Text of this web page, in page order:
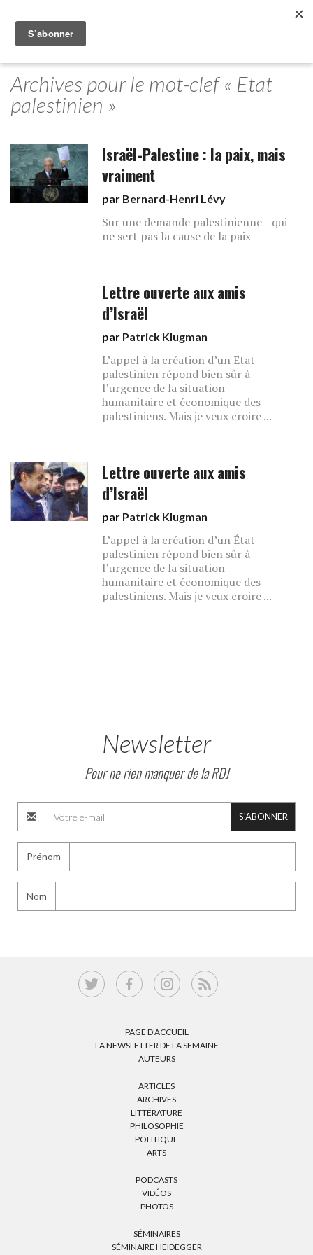
Archives pour le mot-clef « Etat
palestinien »
Israël-Palestine : la paix, mais
vraiment
par Bernard-Henri Lévy
Sur une demande palestinienne qui
ne sert pas la cause de la paix
Lettre ouverte aux amis
d’Israël
par Patrick Klugman
L’appel à la création d’un Etat
palestinien répond bien sûr à
l’urgence de la situation
humanitaire et économique des
palestiniens. Mais je veux croire ...
Lettre ouverte aux amis
d’Israël
par Patrick Klugman
L’appel à la création d’un État
palestinien répond bien sûr à
l’urgence de la situation
humanitaire et économique des
palestiniens. Mais je veux croire ...
Newsletter
Pour ne rien manquer de la RDJ
S'ABONNER
Prénom
Nom
PAGE D’ACCUEIL
LA NEWSLETTER DE LA SEMAINE
AUTEURS
ARTICLES
ARCHIVES
LITTÉRATURE
PHILOSOPHIE
POLITIQUE
ARTS
PODCASTS
VIDÉOS
PHOTOS
SÉMINAIRES
SÉMINAIRE HEIDEGGER